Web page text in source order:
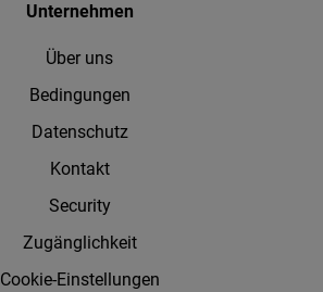
Unternehmen
Über uns
Bedingungen
Datenschutz
Kontakt
Security
Zugänglichkeit
Cookie-Einstellungen